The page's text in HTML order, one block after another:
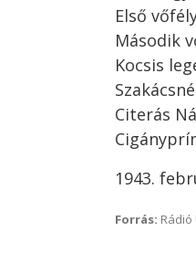
Első
Második
Kocsis
Citerás
1943.
Forrás: Rádió